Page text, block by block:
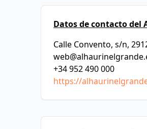
Datos de contacto del
Calle Convento, s/n,
+34 952 490 000
https://